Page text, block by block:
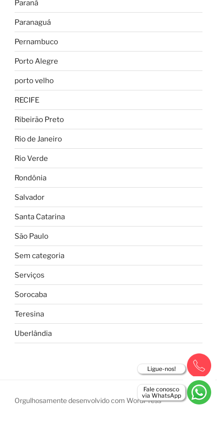
Fale conosco
via WhatsApp
Ligue-nos!
Paraná
Paranaguá
Pernambuco
Porto Alegre
porto velho
RECIFE
Ribeirão Preto
Rio de Janeiro
Rio Verde
Rondônia
Salvador
Santa Catarina
São Paulo
Sem categoria
Serviços
Sorocaba
Teresina
Uberlândia
Orgulhosamente desenvolvido com WordPress